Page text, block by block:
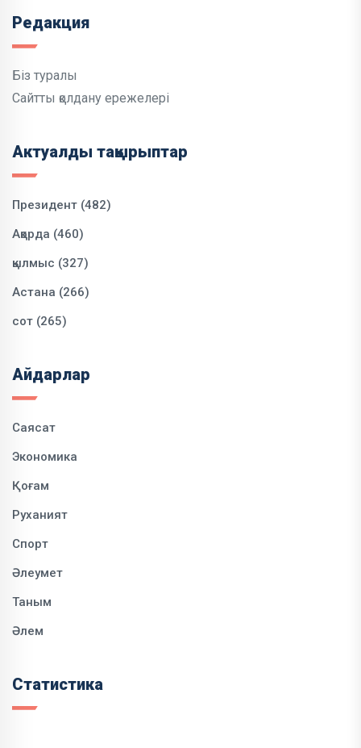
Редакция
Біз туралы
Сайтты қолдану ережелері
Актуалды тақырыптар
Президент (482)
Ақорда (460)
қылмыс (327)
Астана (266)
сот (265)
Айдарлар
Саясат
Экономика
Қоғам
Руханият
Спорт
Әлеумет
Таным
Әлем
Статистика